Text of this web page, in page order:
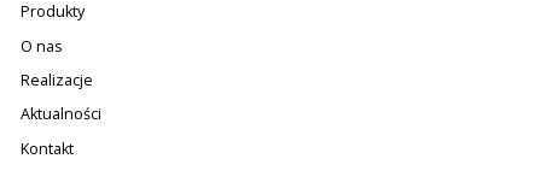
Produkty
O nas
Realizacje
Aktualności
Kontakt